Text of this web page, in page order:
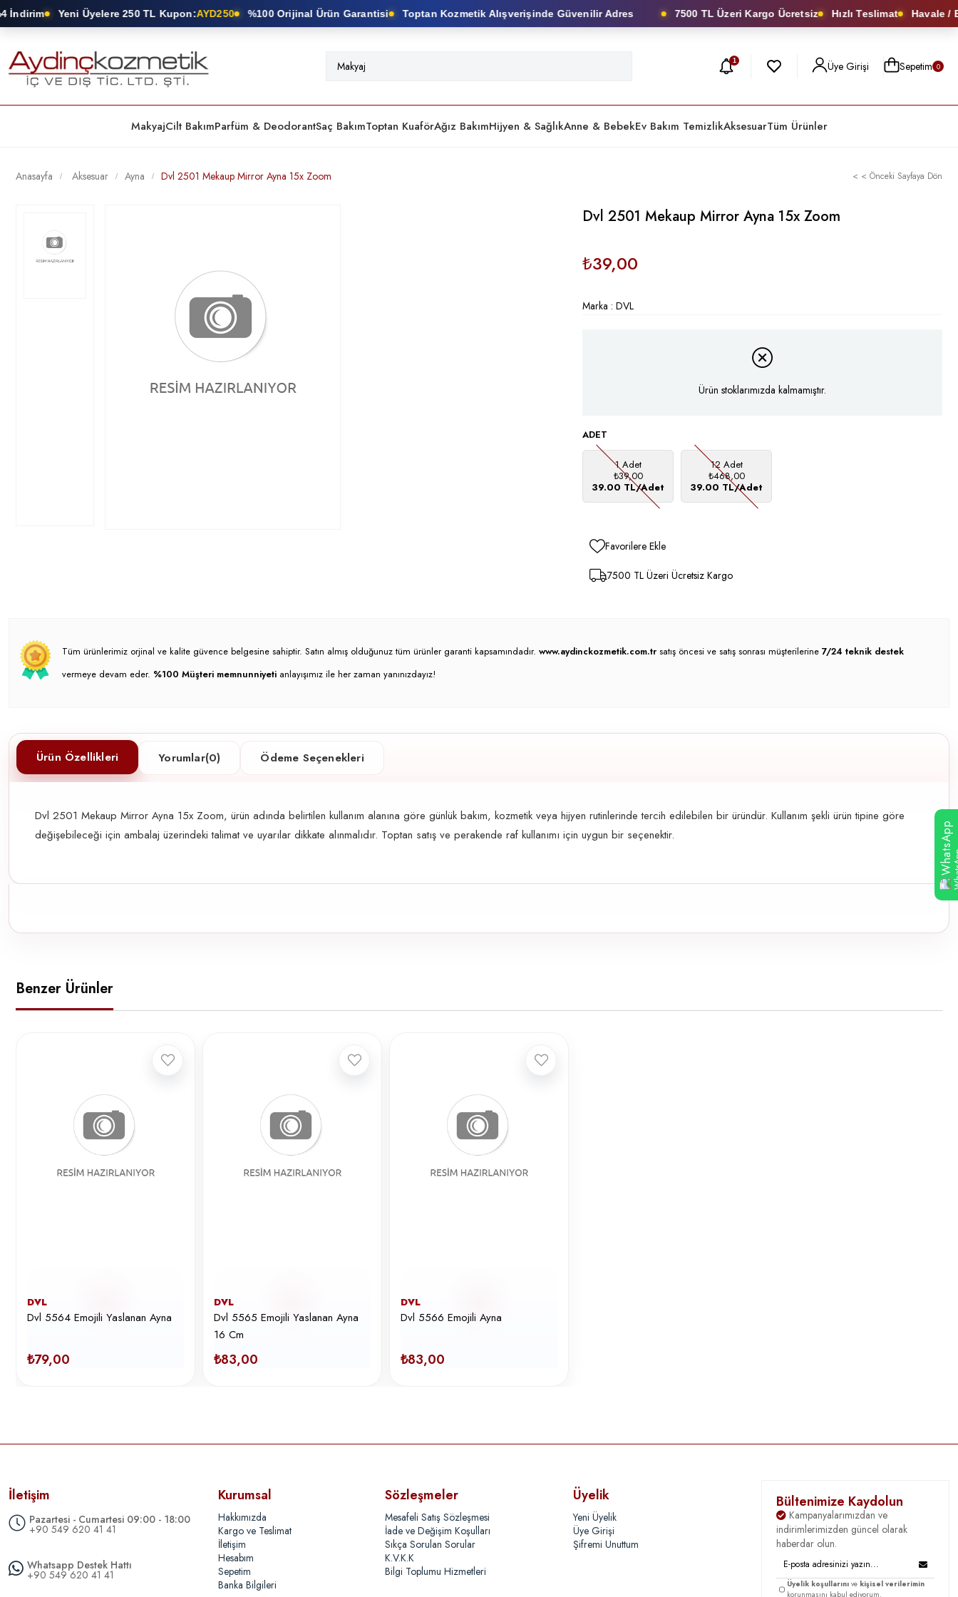
Yeni Üyelere 250 TL Kupon:AYD250 %100 Orijinal Ürün Garantisi Toptan Kozmetik Alışverişinde Güvenilir Adres 7500 TL Üzeri Kargo Ücretsiz Hızlı Teslimat Havale /
1 Üye Girişi Sepetim 0
MakyajCilt BakımParfüm & DeodorantSaç BakımToptan KuaförAğız BakımHijyen & SağlıkAnne & BebekEv Bakım TemizlikAksesuarTüm Ürünler
Anasayfa Aksesuar Ayna Dvl 2501 Mekaup Mirror Ayna 15x Zoom < < Önceki Sayfaya Dön
Dvl 2501 Mekaup Mirror Ayna 15x Zoom
₺39,00
Marka : DVL
Ürün stoklarımızda kalmamıştır.
ADET
1 Adet
₺39,00
39.00 TL/Adet
12 Adet
₺468,00
39.00 TL/Adet
Favorilere Ekle
7500 TL Üzeri Ücretsiz Kargo
Tüm ürünlerimiz orjinal ve kalite güvence belgesine sahiptir. Satın almış olduğunuz tüm ürünler garanti kapsamındadır. www.aydinckozmetik.com.tr satış öncesi ve satış sonrası müşterilerine 7/24 teknik destek
vermeye devam eder. %100 Müşteri memnunniyeti anlayışımız ile her zaman yanınızdayız!
Ürün Özellikleri Yorumlar(0) Ödeme Seçenekleri
Dvl 2501 Mekaup Mirror Ayna 15x Zoom, ürün adında belirtilen kullanım alanına göre günlük bakım, kozmetik veya hijyen rutinlerinde tercih edilebilen bir üründür. Kullanım şekli ürün tipine göre
değişebileceği için ambalaj üzerindeki talimat ve uyarılar dikkate alınmalıdır. Toptan satış ve perakende raf kullanımı için uygun bir seçenektir.
Benzer Ürünler
DVL
Dvl 5564 Emojili Yaslanan Ayna
₺79,00
DVL
Dvl 5565 Emojili Yaslanan Ayna
16 Cm
₺83,00
DVL
Dvl 5566 Emojili Ayna
₺83,00
İletişim
Pazartesi - Cumartesi 09:00 - 18:00
+90 549 620 41 41
Whatsapp Destek Hattı
+90 549 620 41 41
Kurumsal
Hakkımızda
Kargo ve Teslimat
İletişim
Hesabım
Sepetim
Banka Bilgileri
Sözleşmeler
Mesafeli Satış Sözleşmesi
İade ve Değişim Koşulları
Sıkça Sorulan Sorular
K.V.K.K
Bilgi Toplumu Hizmetleri
Üyelik
Yeni Üyelik
Üye Girişi
Şifremi Unuttum
Bültenimize Kaydolun
Kampanyalarımızdan ve
indirimlerimizden güncel olarak
haberdar olun.
Üyelik koşullarını ve kişisel verilerimin
korunmasını kabul ediyorum.
WhatsApp